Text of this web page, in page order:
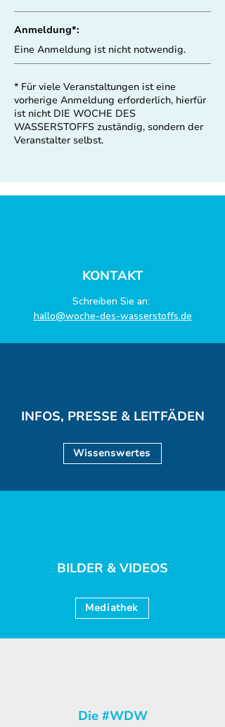
Anmeldung*:
Eine Anmeldung ist nicht notwendig.
* Für viele Veranstaltungen ist eine
vorherige Anmeldung erforderlich, hierfür
ist nicht DIE WOCHE DES
WASSERSTOFFS zuständig, sondern der
Veranstalter selbst.
KONTAKT
Schreiben Sie an:
hallo@woche-des-wasserstoffs.de
INFOS, PRESSE & LEITFÄDEN
Wissenswertes
BILDER & VIDEOS
Mediathek
Die #WDW